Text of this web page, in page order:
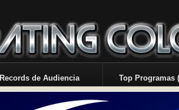
Records de Audiencia Top Programas